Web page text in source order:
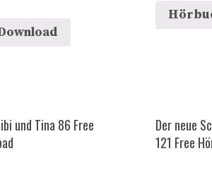
und Tina 86 Free
Der neue
121 Free